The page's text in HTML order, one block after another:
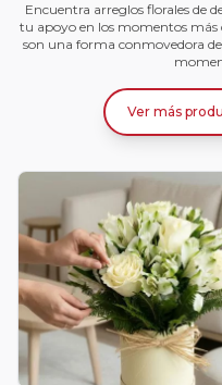
Encuentra arreglos florales de
tu apoyo en los momentos más
son una forma conmovedora
Ver más